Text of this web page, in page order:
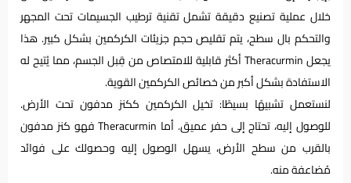
خلال عملية تصنيع دقيقة تشمل تقنية ترطيب الجسيمات تحت المجهر
والتحكم بال سطح، يتم تقليص حجم جزيئات الكركمين بشكل كبير. هذا
يجعل Theracurmin أكثر قابلية للامتصاص من قِبل الجسم، مما يُتيح له
الاستفادة بشكل أكبر من خصائص الكركمين القوية.
لنستعمل تشبيهًا بسيطًا: تخيل الكركمين ككنز مدفون تحت الأرض.
للوصول إليه، تحتاج إلى حفر عميق. أما Theracurmin فهو كنز مدفون
بالقرب من سطح الأرض، يسهل الوصول إليه وحصولك على فوائد
مُضاعفة منه.